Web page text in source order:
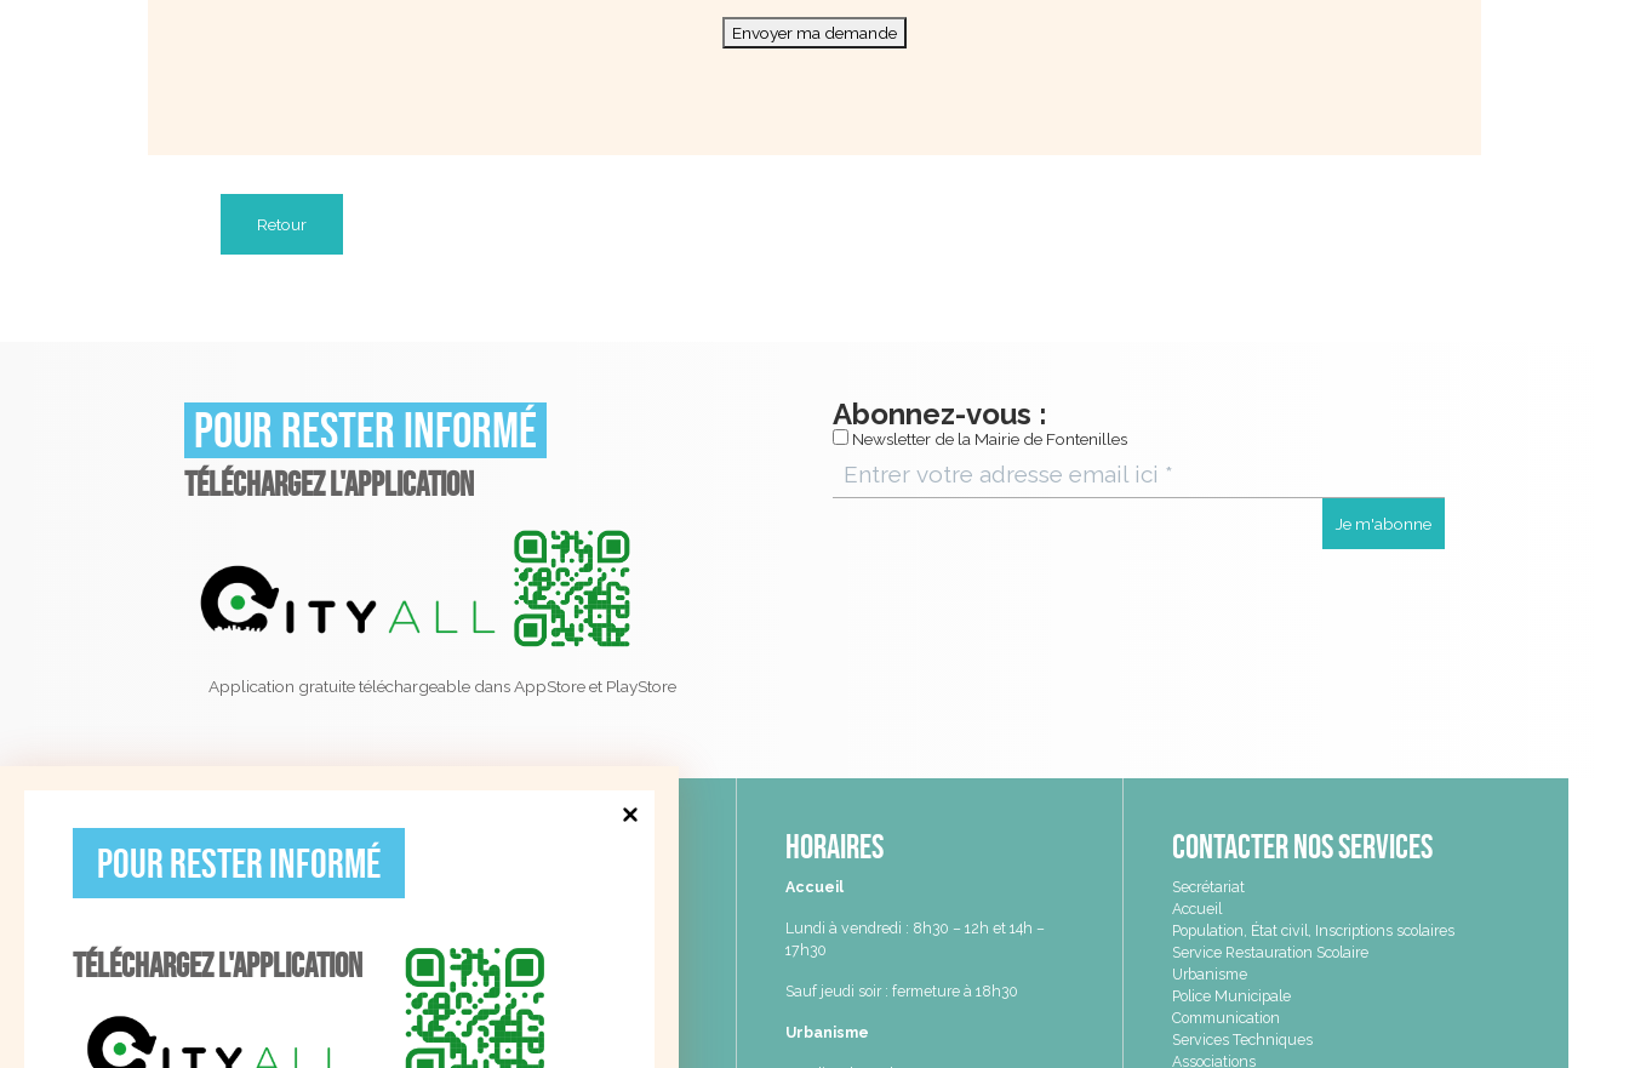
Envoyer ma demande
Retour
Pour rester informé
TÉLÉCHARGEZ L'APPLICATION
Pour rester informé
TÉLÉCHARGEZ L'APPLICATION
Application gratuite téléchargeable dans AppStore et PlayStore
Abonnez-vous :
Newsletter de la Mairie de Fontenilles
Suivez-nous sur les réseaux sociaux
31470 Fontenilles
Tél : 05 61 91 55 80
Fax : 05 16 44 07 14
Horaires
Accueil
Lundi à vendredi : 8h30 – 12h et 14h –
17h30
Sauf jeudi soir : fermeture à 18h30
Urbanisme
Contacter nos services
Secrétariat
Accueil
Population, État civil, Inscriptions scolaires
Service Restauration Scolaire
Urbanisme
Police Municipale
Communication
Services Techniques
Associations